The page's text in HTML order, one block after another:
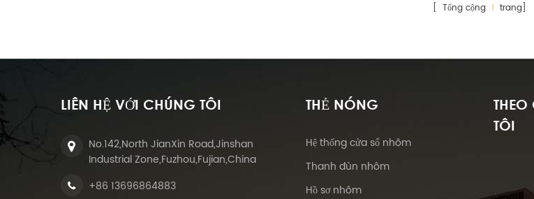
[ Tổng cộng 1 trang]
LIÊN HỆ VỚI CHÚNG TÔI
No.142,North JianXin Road,Jinshan
Industrial Zone,Fuzhou,Fujian,China
+86 13696864883
THẺ NÓNG
Hệ thống cửa sổ nhôm
Thanh đùn nhôm
Hồ sơ nhôm
TÔI